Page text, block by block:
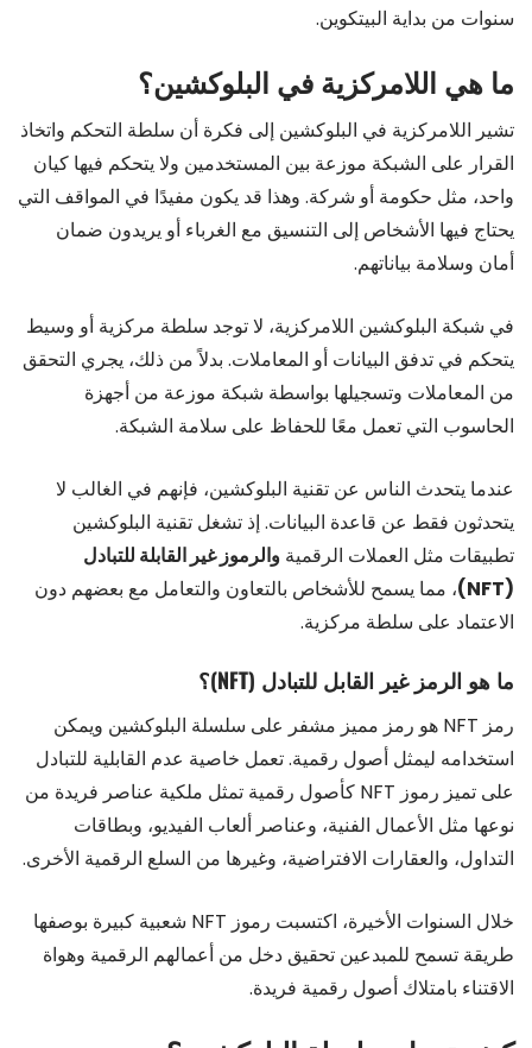
سنوات من بداية البيتكوين.
ما هي اللامركزية في البلوكشين؟
تشير اللامركزية في البلوكشين إلى فكرة أن سلطة التحكم واتخاذ
القرار على الشبكة موزعة بين المستخدمين ولا يتحكم فيها كيان
واحد، مثل حكومة أو شركة. وهذا قد يكون مفيدًا في المواقف التي
يحتاج فيها الأشخاص إلى التنسيق مع الغرباء أو يريدون ضمان
أمان وسلامة بياناتهم.
في شبكة البلوكشين اللامركزية، لا توجد سلطة مركزية أو وسيط
يتحكم في تدفق البيانات أو المعاملات. بدلاً من ذلك، يجري التحقق
من المعاملات وتسجيلها بواسطة شبكة موزعة من أجهزة
الحاسوب التي تعمل معًا للحفاظ على سلامة الشبكة.
عندما يتحدث الناس عن تقنية البلوكشين، فإنهم في الغالب لا
يتحدثون فقط عن قاعدة البيانات. إذ تشغل تقنية البلوكشين
تطبيقات مثل العملات الرقمية والرموز غير القابلة للتبادل
(NFT)
، مما يسمح للأشخاص بالتعاون والتعامل مع بعضهم دون
الاعتماد على سلطة مركزية.
ما هو الرمز غير القابل للتبادل (NFT)؟
رمز NFT هو رمز مميز مشفر على سلسلة البلوكشين ويمكن
استخدامه ليمثل أصول رقمية. تعمل خاصية عدم القابلية للتبادل
على تميز رموز NFT كأصول رقمية تمثل ملكية عناصر فريدة من
نوعها مثل الأعمال الفنية، وعناصر ألعاب الفيديو، وبطاقات
التداول، والعقارات الافتراضية، وغيرها من السلع الرقمية الأخرى.
خلال السنوات الأخيرة، اكتسبت رموز NFT شعبية كبيرة بوصفها
طريقة تسمح للمبدعين تحقيق دخل من أعمالهم الرقمية وهواة
الاقتناء بامتلاك أصول رقمية فريدة.